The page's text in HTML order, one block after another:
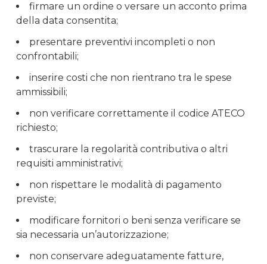
firmare un ordine o versare un acconto prima
della data consentita;
presentare preventivi incompleti o non
confrontabili;
inserire costi che non rientrano tra le spese
ammissibili;
non verificare correttamente il codice ATECO
richiesto;
trascurare la regolarità contributiva o altri
requisiti amministrativi;
non rispettare le modalità di pagamento
previste;
modificare fornitori o beni senza verificare se
sia necessaria un’autorizzazione;
non conservare adeguatamente fatture,